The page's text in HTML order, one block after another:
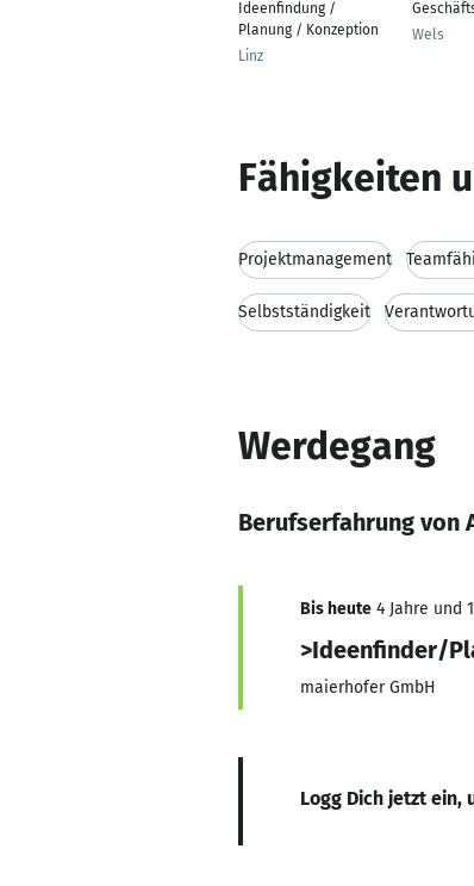
Ideenfindung /
Planung / Konzeption
Linz
Wels
Fähigkeiten
Projektmanagement
Selbstständigkeit
Werdegang
Berufserfahrung von
Bis heute 4 Jahre und
>Ideenfinder/
maierhofer GmbH
Logg Dich jetzt ein,